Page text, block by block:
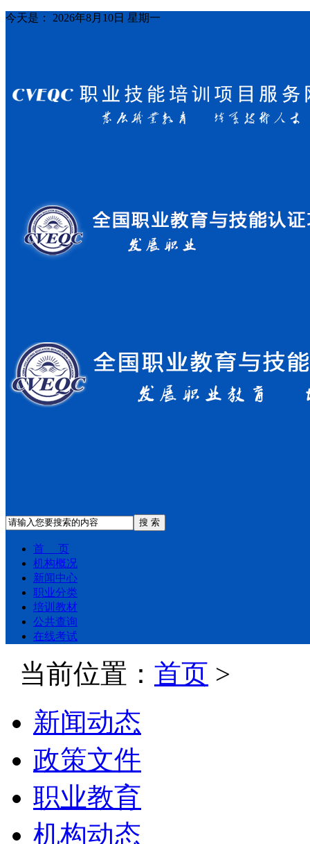
今天是： 2026年8月10日 星期一
搜 索
首 页
机构概况
新闻中心
职业分类
培训教材
公共查询
在线考试
当前位置： 首页 >
新闻动态
政策文件
职业教育
机构动态